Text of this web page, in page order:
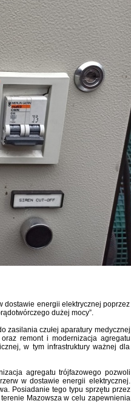
dostawie energii elektrycznej poprzez
dużej mocy”.
zasilania czułej aparatury medycznej
remont i modernizacja agregatu
w tym infrastruktury ważnej dla
agregatu trójfazowego pozwoli
w dostawie energii elektrycznej.
Posiadanie tego typu sprzętu przez
Mazowsza w celu zapewnienia